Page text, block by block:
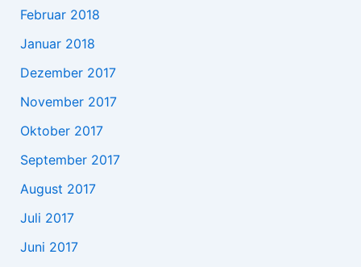
Februar 2018
Januar 2018
Dezember 2017
November 2017
Oktober 2017
September 2017
August 2017
Juli 2017
Juni 2017